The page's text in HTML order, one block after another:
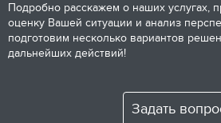
Подробно расскажем о наших услугах,
оценку Вашей ситуации и анализ
подготовим несколько вариантов
дальнейших действий!
Задать